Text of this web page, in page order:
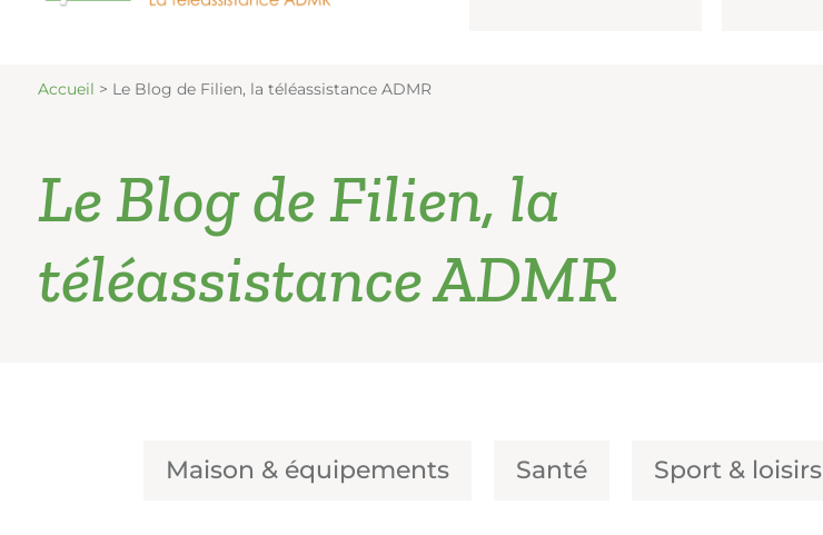
Accueil > Le Blog de Filien, la téléassistance ADMR
Le Blog de Filien, la
téléassistance ADMR
Maison & équipements Santé Sport & loisirs